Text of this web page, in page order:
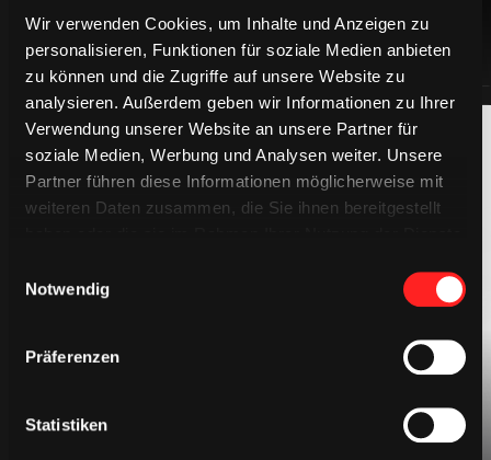
Wir verwenden Cookies, um Inhalte und Anzeigen zu
personalisieren, Funktionen für soziale Medien anbieten
zu können und die Zugriffe auf unsere Website zu
analysieren. Außerdem geben wir Informationen zu Ihrer
Verwendung unserer Website an unsere Partner für
soziale Medien, Werbung und Analysen weiter. Unsere
Partner führen diese Informationen möglicherweise mit
weiteren Daten zusammen, die Sie ihnen bereitgestellt
Notwendig
Präferenzen
Statistiken